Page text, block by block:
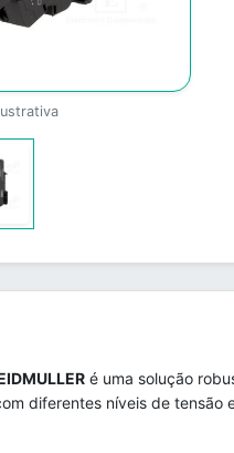
é uma solução
diferentes níveis de